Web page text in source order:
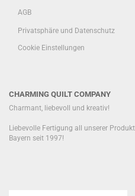
AGB
Privatsphäre und Datenschutz
Cookie Einstellungen
CHARMING QUILT COMPANY
Charmant, liebevoll und kreativ!
Liebevolle Fertigung all unserer
Bayern seit 1997!